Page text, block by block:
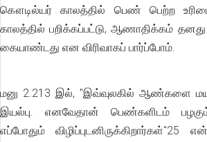
கௌடில்யர் காலத்தில் பெண் பெற்ற
காலத்தில் பறிக்கப்பட்டு, ஆணாதிக்கம் தனது
கையாண்டது என விரிவாகப் பார்ப்போம்.
மனு 2.213 இல், ''இவ்வுலகில் ஆண்களை
இயல்பு. எனவேதான் பெண்களிடம்
எப்போதும்